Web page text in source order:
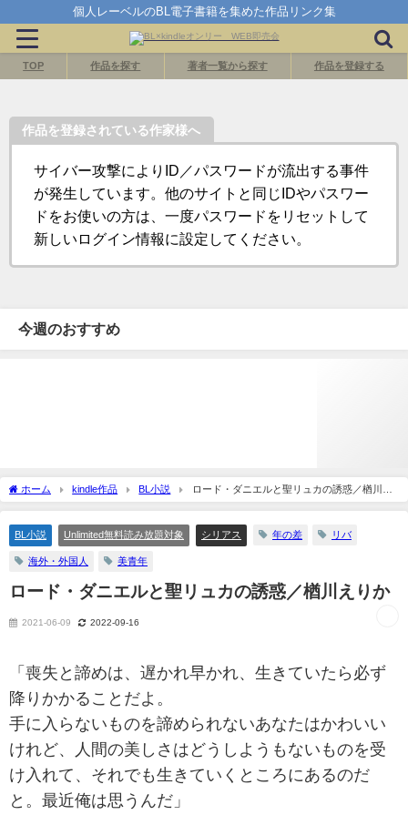
個人レーベルのBL電子書籍を集めた作品リンク集
TOP 作品を探す 著者一覧から探す 作品を登録する
作品を登録されている作家様へ
サイバー攻撃によりID／パスワードが流出する事件
が発生しています。他のサイトと同じIDやパスワー
ドをお使いの方は、一度パスワードをリセットして
新しいログイン情報に設定してください。
今週のおすすめ
ホーム kindle作品 BL小説
ロード・ダニエルと聖リュカの誘惑／楢川え
りか
BL小説 Unlimited無料読み放題対象 シリアス 年の差 リバ
海外・外国人 美青年
ロード・ダニエルと聖リュカの誘惑／楢川えりか
2021-06-09 2022-09-16
「喪失と諦めは、遅かれ早かれ、生きていたら必ず
降りかかることだよ。
手に入らないものを諦められないあなたはかわいい
けれど、人間の美しさはどうしようもないものを受
け入れて、それでも生きていくところにあるのだ
と。最近俺は思うんだ」